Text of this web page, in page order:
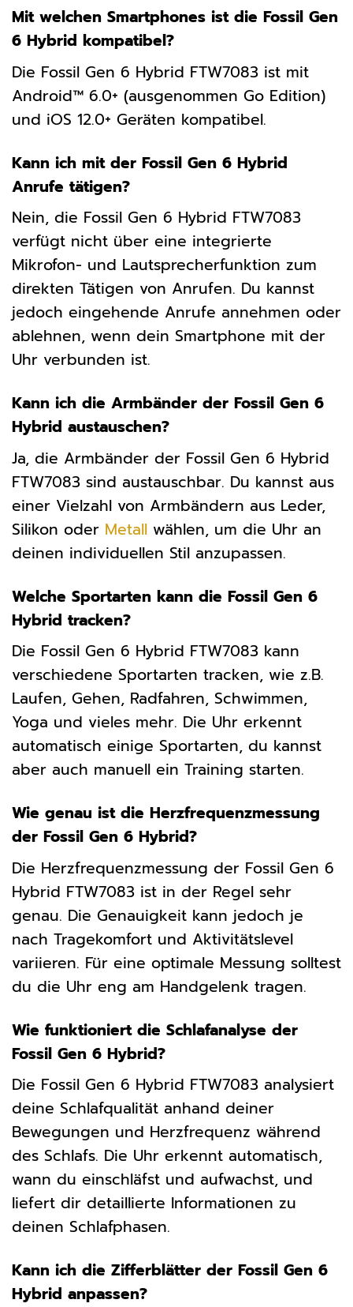
Mit welchen Smartphones ist die Fossil Gen
6 Hybrid kompatibel?
Die Fossil Gen 6 Hybrid FTW7083 ist mit
Android™ 6.0+ (ausgenommen Go Edition)
und iOS 12.0+ Geräten kompatibel.
Kann ich mit der Fossil Gen 6 Hybrid
Anrufe tätigen?
Nein, die Fossil Gen 6 Hybrid FTW7083
verfügt nicht über eine integrierte
Mikrofon- und Lautsprecherfunktion zum
direkten Tätigen von Anrufen. Du kannst
jedoch eingehende Anrufe annehmen oder
ablehnen, wenn dein Smartphone mit der
Uhr verbunden ist.
Kann ich die Armbänder der Fossil Gen 6
Hybrid austauschen?
Ja, die Armbänder der Fossil Gen 6 Hybrid
FTW7083 sind austauschbar. Du kannst aus
einer Vielzahl von Armbändern aus Leder,
Silikon oder Metall wählen, um die Uhr an
deinen individuellen Stil anzupassen.
Welche Sportarten kann die Fossil Gen 6
Hybrid tracken?
Die Fossil Gen 6 Hybrid FTW7083 kann
verschiedene Sportarten tracken, wie z.B.
Laufen, Gehen, Radfahren, Schwimmen,
Yoga und vieles mehr. Die Uhr erkennt
automatisch einige Sportarten, du kannst
aber auch manuell ein Training starten.
Wie genau ist die Herzfrequenzmessung
der Fossil Gen 6 Hybrid?
Die Herzfrequenzmessung der Fossil Gen 6
Hybrid FTW7083 ist in der Regel sehr
genau. Die Genauigkeit kann jedoch je
nach Tragekomfort und Aktivitätslevel
variieren. Für eine optimale Messung solltest
du die Uhr eng am Handgelenk tragen.
Wie funktioniert die Schlafanalyse der
Fossil Gen 6 Hybrid?
Die Fossil Gen 6 Hybrid FTW7083 analysiert
deine Schlafqualität anhand deiner
Bewegungen und Herzfrequenz während
des Schlafs. Die Uhr erkennt automatisch,
wann du einschläfst und aufwachst, und
liefert dir detaillierte Informationen zu
deinen Schlafphasen.
Kann ich die Zifferblätter der Fossil Gen 6
Hybrid anpassen?